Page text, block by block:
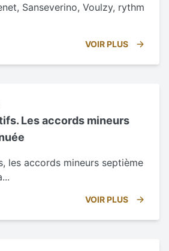
Sanseverino, Voulzy, rythm
VOIR PLUS
Les accords mineurs
les accords mineurs septième
VOIR PLUS